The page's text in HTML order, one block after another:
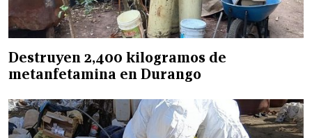
Destruyen 2,400 kilogramos de
metanfetamina en Durango